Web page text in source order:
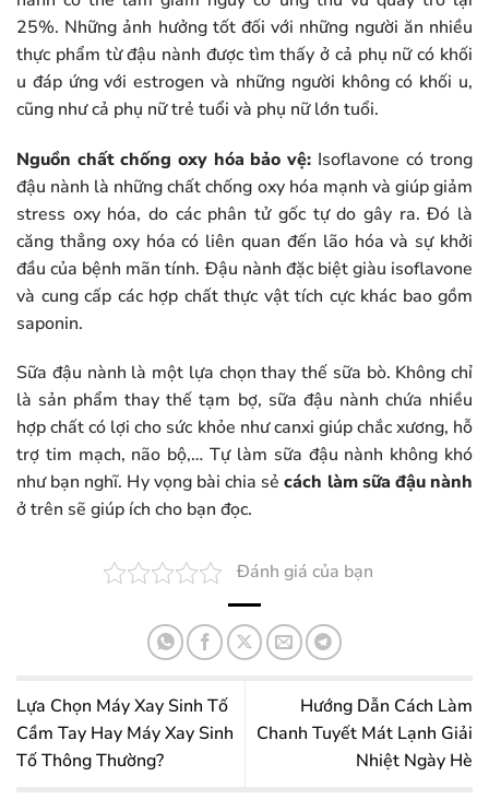
25%. Những ảnh hưởng tốt đối với những người ăn nhiều
thực phẩm từ đậu nành được tìm thấy ở cả phụ nữ có khối
u đáp ứng với estrogen và những người không có khối u,
cũng như cả phụ nữ trẻ tuổi và phụ nữ lớn tuổi.
Nguồn chất chống oxy hóa bảo vệ: Isoflavone có trong
đậu nành là những chất chống oxy hóa mạnh và giúp giảm
stress oxy hóa, do các phân tử gốc tự do gây ra. Đó là
căng thẳng oxy hóa có liên quan đến lão hóa và sự khởi
đầu của bệnh mãn tính. Đậu nành đặc biệt giàu isoflavone
và cung cấp các hợp chất thực vật tích cực khác bao gồm
saponin.
Sữa đậu nành là một lựa chọn thay thế sữa bò. Không chỉ
là sản phẩm thay thế tạm bợ, sữa đậu nành chứa nhiều
hợp chất có lợi cho sức khỏe như canxi giúp chắc xương, hỗ
trợ tim mạch, não bộ,… Tự làm sữa đậu nành không khó
như bạn nghĩ. Hy vọng bài chia sẻcách làm sữa đậu nành
ở trên sẽ giúp ích cho bạn đọc.
Đánh giá của bạn
Lựa Chọn Máy Xay Sinh Tố
Cầm Tay Hay Máy Xay Sinh
Tố Thông Thường?
Hướng Dẫn Cách Làm
Chanh Tuyết Mát Lạnh Giải
Nhiệt Ngày Hè